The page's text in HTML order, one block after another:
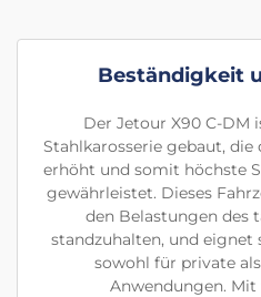
Beständigkeit
Der Jetour X90 C-DM
Stahlkarosserie gebaut,
erhöht und somit höchste
gewährleistet. Dieses
den Belastungen des
standzuhalten, und eignet
sowohl für private
Anwendungen.